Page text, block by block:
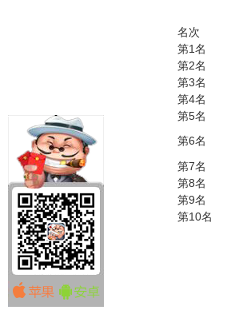
名次
第1名
第2名
第3名
第4名
第5名
第6名
第7名
第8名
第9名
第10名